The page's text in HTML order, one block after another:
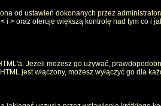
od ustawień dokonanych przez
> oraz oferuje większą kontrolę nad tym co
Jeżeli możesz go używać,
jest włączony, możesz wyłączyć go dla